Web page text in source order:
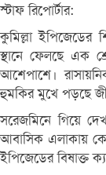
স্টাফ রিপোর্টার:
কুমিল্লা ইপিজেডের
স্থানে ফেলছে এক
আশেপাশে।
হুমকির মুখে পড়ছে জীব
সরেজমিনে গিয়ে
আবাসিক এলাকায়
ইপিজেডের বিষাক্ত